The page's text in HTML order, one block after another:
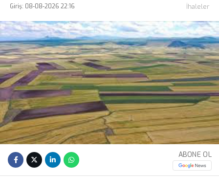
Giriş: 08-08-2026 22:16 İhaleler
ABONE OL